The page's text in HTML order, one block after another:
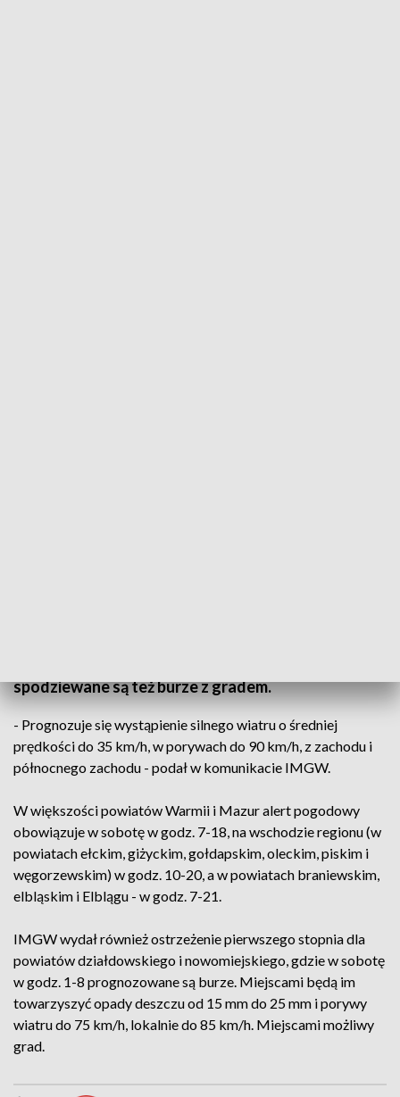
spodziewane są też burze z gradem.
- Prognozuje się wystąpienie silnego wiatru o średniej
prędkości do 35 km/h, w porywach do 90 km/h, z zachodu i
północnego zachodu - podał w komunikacie IMGW.
W większości powiatów Warmii i Mazur alert pogodowy
obowiązuje w sobotę w godz. 7-18, na wschodzie regionu (w
powiatach ełckim, giżyckim, gołdapskim, oleckim, piskim i
węgorzewskim) w godz. 10-20, a w powiatach braniewskim,
elbląskim i Elblągu - w godz. 7-21.
IMGW wydał również ostrzeżenie pierwszego stopnia dla
powiatów działdowskiego i nowomiejskiego, gdzie w sobotę
w godz. 1-8 prognozowane są burze. Miejscami będą im
towarzyszyć opady deszczu od 15 mm do 25 mm i porywy
wiatru do 75 km/h, lokalnie do 85 km/h. Miejscami możliwy
grad.